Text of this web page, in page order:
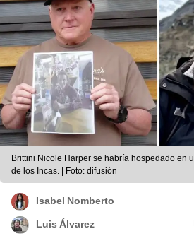
Brittini Nicole Harper se habría hospedado en
de los Incas. | Foto: difusión
Isabel Nomberto
Luis Álvarez